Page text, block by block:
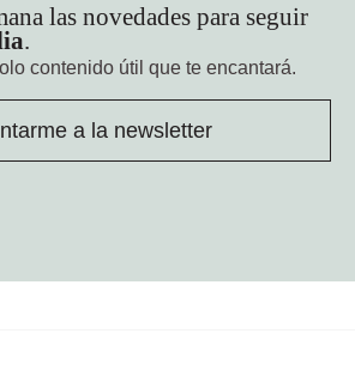
las novedades para seguir
contenido útil que te encantará.
a la newsletter